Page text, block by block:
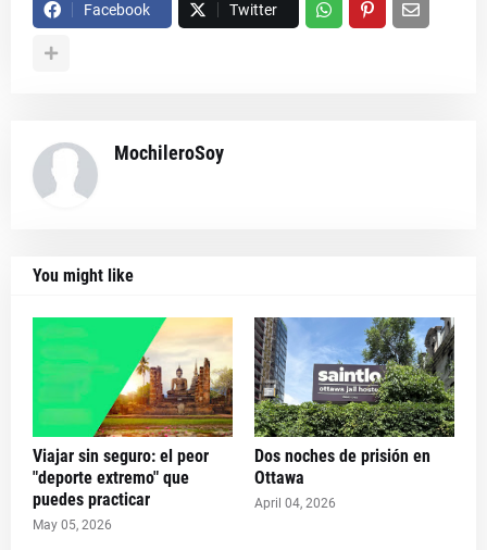
Facebook Twitter
MochileroSoy
You might like
Viajar sin seguro: el peor
"deporte extremo" que
puedes practicar
May 05, 2026
Dos noches de prisión en
Ottawa
April 04, 2026